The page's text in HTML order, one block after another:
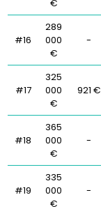
€
#16
289
000
€
-
#17
325
000
€
921 €
#18
365
000
€
-
#19
335
000
€
-